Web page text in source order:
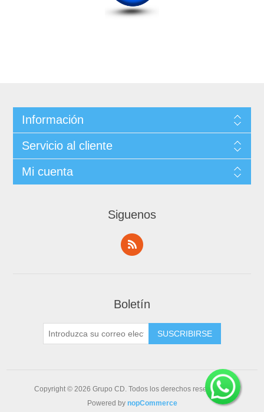
Información
Servicio al cliente
Mi cuenta
Siguenos
Boletín
Copyright © 2026 Grupo CD. Todos los derechos reservados.
Powered by nopCommerce